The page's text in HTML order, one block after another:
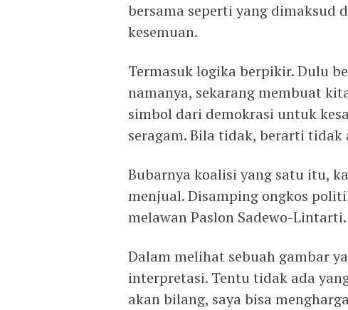
bersama seperti yang dimaksud
kesemuan.
Termasuk logika berpikir. Dulu
namanya, sekarang membuat
simbol dari demokrasi untuk
seragam. Bila tidak, berarti tidak
Bubarnya koalisi yang satu itu,
menjual. Disamping ongkos
melawan Paslon Sadewo-Lintarti.
Dalam melihat sebuah gambar
interpretasi. Tentu tidak ada
akan bilang, saya bisa